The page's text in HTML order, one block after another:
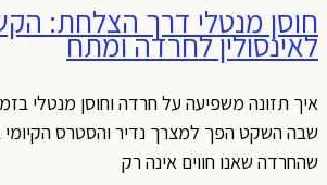
חוסן מנטלי דרך הצלחת:
לאינסולין לחרדה ומתח
איך תזונה משפיעה על חרדה וחוסן מנטלי
שבה השקט הפך למצרך נדיר והסטרס הקיומי
שהחרדה שאנו חווים אינה רק